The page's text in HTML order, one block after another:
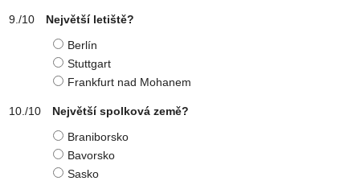
Největší letiště?
Berlín
Stuttgart
Frankfurt nad Mohanem
Největší spolková země?
Braniborsko
Bavorsko
Sasko